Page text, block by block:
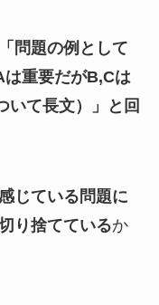
問題の例として
重要だがB,Cは
いて長文）」と回
じている問題に
り捨てているか